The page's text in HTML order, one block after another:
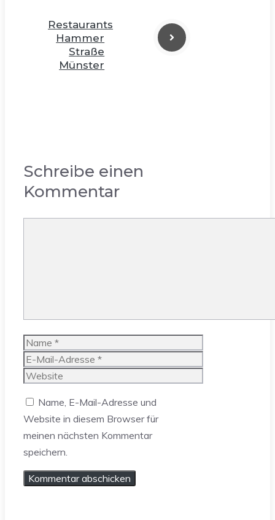
Restaurants
Hammer
Straße
Münster
Schreibe einen
Kommentar
Name
E-
Mail-
Website
Name, E-Mail-Adresse und
Website in diesem Browser für
meinen nächsten Kommentar
speichern.